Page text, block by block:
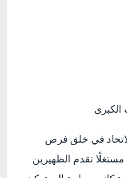
الكبرى
في خلق فرص
تقدم الظهيرين